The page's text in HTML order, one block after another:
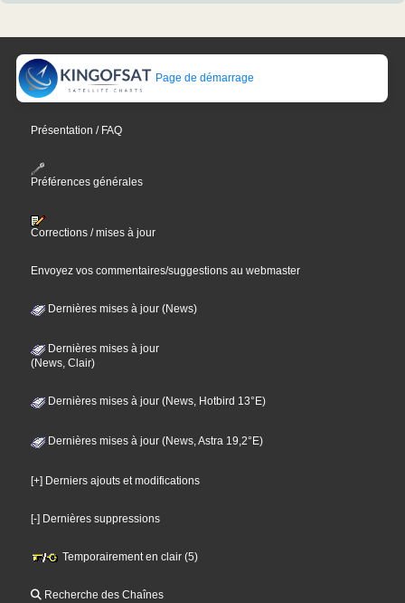
Page de démarrage
Présentation / FAQ
Préférences générales
Corrections / mises à jour
Envoyez vos commentaires/suggestions au webmaster
Dernières mises à jour (News)
Dernières mises à jour
(News, Clair)
Dernières mises à jour (News, Hotbird 13°E)
Dernières mises à jour (News, Astra 19,2°E)
[+] Derniers ajouts et modifications
[-] Dernières suppressions
Temporairement en clair (5)
Recherche des Chaînes